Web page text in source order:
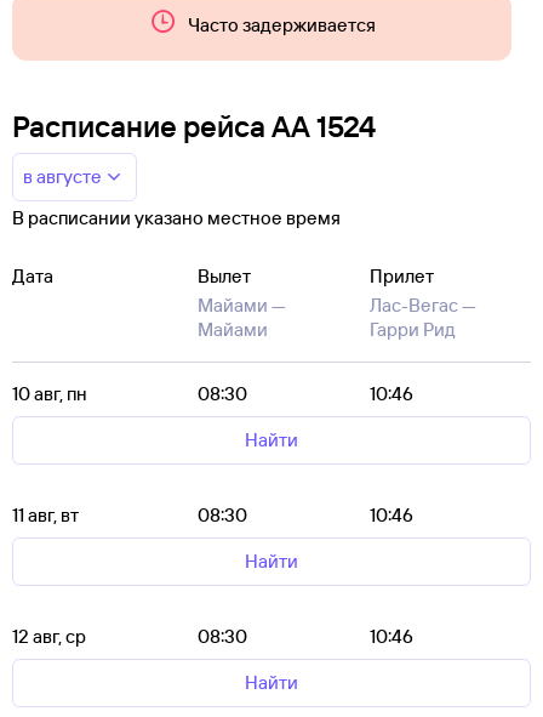
Часто задерживается
Расписание рейса AA 1524
в августе
В расписании указано местное время
Дата
Вылет
Майами —
Майами
Прилет
Лас-Вегас —
Гарри Рид
10 авг, пн 08:30
10:46
Найти
11 авг, вт 08:30
10:46
Найти
12 авг, ср 08:30
10:46
Найти